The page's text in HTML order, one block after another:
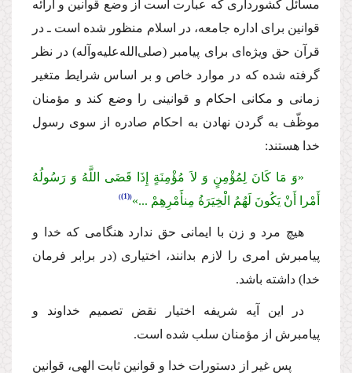
مسائل كشوردارى كه عبارت است از وضع قوانین و ارائه
قوانین براى اداره جامعه، در اسلام منظور شده است ـ در
قرآن حق ویژه‌اى براى پیامبر (صلى‌الله‌علیه‌و‌آله)در نظر
گرفته شده كه در موارد خاص و بر اساس شرایط متغیر
زمانى و مكانى احكام و قوانینى را وضع كند و مؤمنان
موظّف به گردن نهادن به احكام صادره از سوى رسول
خدا هستند:
«وَ مَا كَانَ لِمُؤْمِنٍ وَ لاَ مُؤْمِنَةٍ إِذَا قَضَى اللَّهُ وَ رَسُولُهُ
أَمْرا أَنْ یَكُونَ لَهُمُ الْخِیَرَةُ مِنأَمْرِهِمْ ...» (1)
هیچ مرد و زن با ایمانى حق ندارد هنگامى كه خدا و
پیامبرش امرى را لازم بدانند، اختیارى (در برابر فرمان
خدا) داشته ‌باشد.
در این آیه شریفه اختیار نقض تصمیم خداوند و
پیامبرش از مؤمنان سلب شده است.
پس غیر از دستورات خدا و قوانین ثابت الهى، قوانین